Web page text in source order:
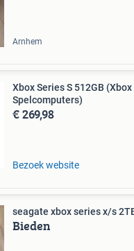
Arnhem
Xbox Series S 512GB
Spelcomputers)
€ 269,98
Bezoek website
seagate xbox series x/s
Bieden